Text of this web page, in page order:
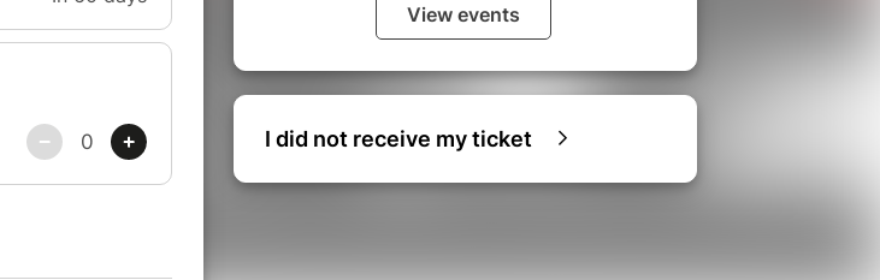
View events
I did not receive my ticket